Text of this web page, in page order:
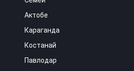
Актобе
Караганда
Костанай
Павлодар